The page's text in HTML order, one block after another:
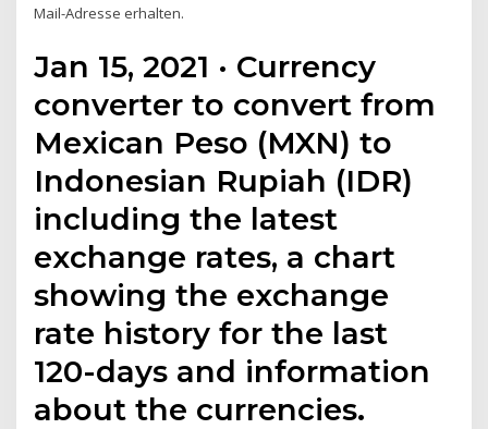
Mail-Adresse erhalten.
Jan 15, 2021 · Currency
converter to convert from
Mexican Peso (MXN) to
Indonesian Rupiah (IDR)
including the latest
exchange rates, a chart
showing the exchange
rate history for the last
120-days and information
about the currencies.